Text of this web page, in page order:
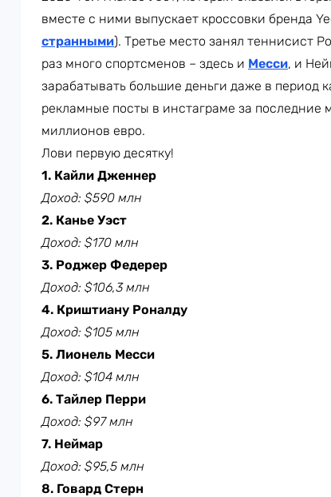
вместе с ними выпускает кроссовки бренда
странными). Третье место занял теннисист
раз много спортсменов – здесь и Месси, и
зарабатывать большие деньги даже в период
рекламные посты в инстаграме за последние
миллионов евро.
Лови первую десятку!
1. Кайли Дженнер
Доход: $590 млн
2. Канье Уэст
Доход: $170 млн
3. Роджер Федерер
Доход: $106,3 млн
4. Криштиану Роналду
Доход: $105 млн
5. Лионель Месси
Доход: $104 млн
6. Тайлер Перри
Доход: $97 млн
7. Неймар
Доход: $95,5 млн
8. Говард Стерн